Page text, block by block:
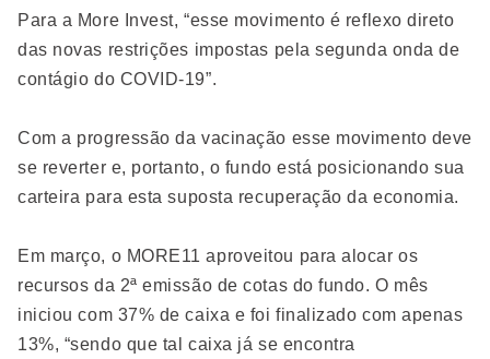
Para a More Invest, “esse movimento é reflexo direto
das novas restrições impostas pela segunda onda de
contágio do COVID-19”.
Com a progressão da vacinação esse movimento deve
se reverter e, portanto, o fundo está posicionando sua
carteira para esta suposta recuperação da economia.
Em março, o MORE11 aproveitou para alocar os
recursos da 2ª emissão de cotas do fundo. O mês
iniciou com 37% de caixa e foi finalizado com apenas
13%, “sendo que tal caixa já se encontra